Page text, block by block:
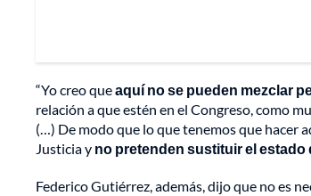
“Yo creo queaquí no se pueden mezclar
relación a que estén en el Congreso, como
(…) De modo que lo que tenemos que hacer
Justicia y no pretenden sustituir el
Federico Gutiérrez, además, dijo que no es